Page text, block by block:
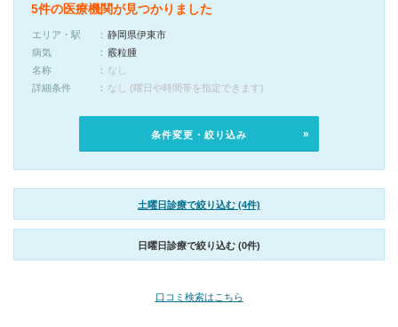
5件の医療機関が見つかりました
エリア・駅
静岡県伊東市
病気
霰粒腫
名称
なし
詳細条件
なし (曜日や時間帯を指定できます)
条件変更・絞り込み
土曜日診療で絞り込む (4件)
日曜日診療で絞り込む (0件)
口コミ検索はこちら